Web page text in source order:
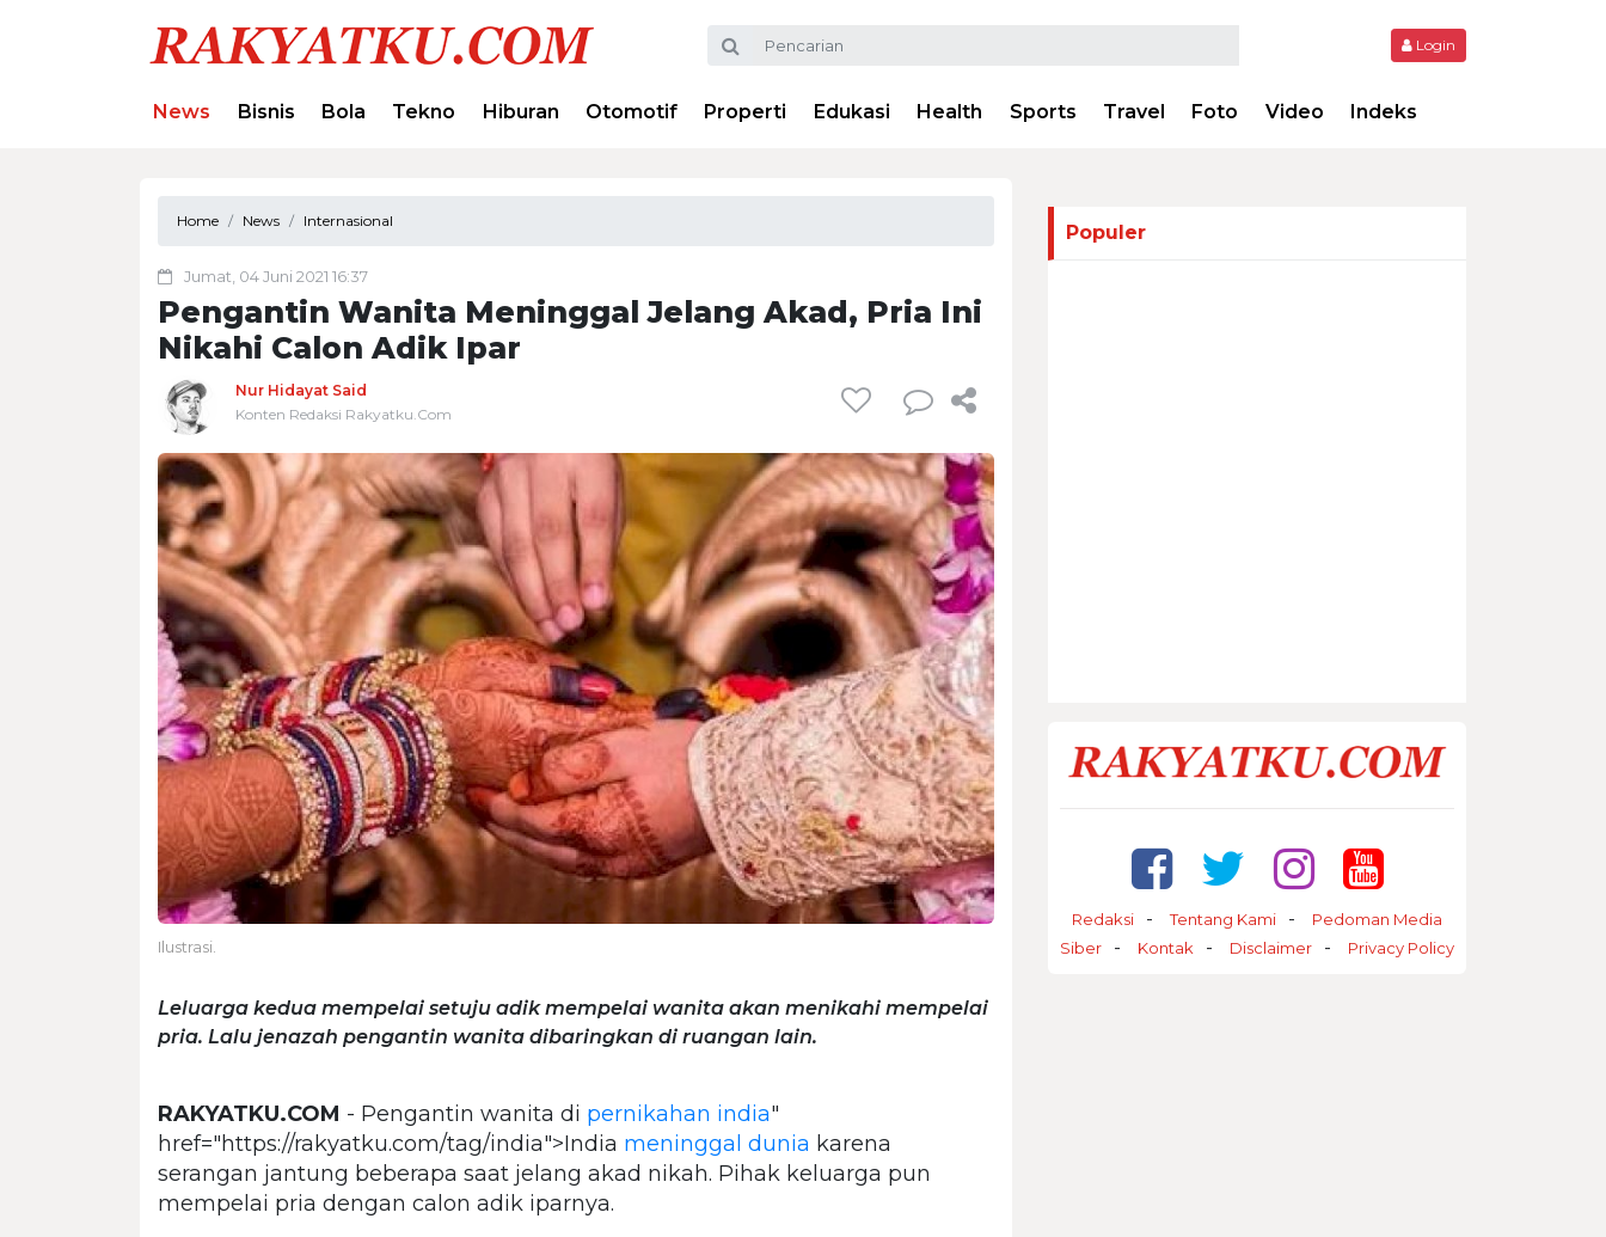
Login
News Bisnis Bola Tekno Hiburan Otomotif Properti Edukasi Health Sports Travel Foto Video Indeks
Home News Internasional
Jumat, 04 Juni 2021 16:37
Pengantin Wanita Meninggal Jelang Akad, Pria Ini
Nikahi Calon Adik Ipar
Nur Hidayat Said
Konten Redaksi Rakyatku.Com
Ilustrasi.
Leluarga kedua mempelai setuju adik mempelai wanita akan menikahi mempelai
pria. Lalu jenazah pengantin wanita dibaringkan di ruangan lain.
RAKYATKU.COM - Pengantin wanita di pernikahan india"
href="https://rakyatku.com/tag/india">India meninggal dunia karena
serangan jantung beberapa saat jelang akad nikah. Pihak keluarga pun
mempelai pria dengan calon adik iparnya.
Populer
Redaksi Tentang Kami
Pedoman Media
Siber
Kontak Disclaimer Privacy Policy